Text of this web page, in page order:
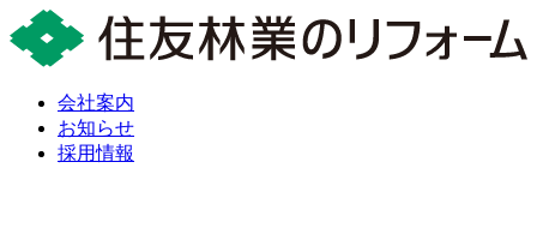
会社案内
お知らせ
採用情報